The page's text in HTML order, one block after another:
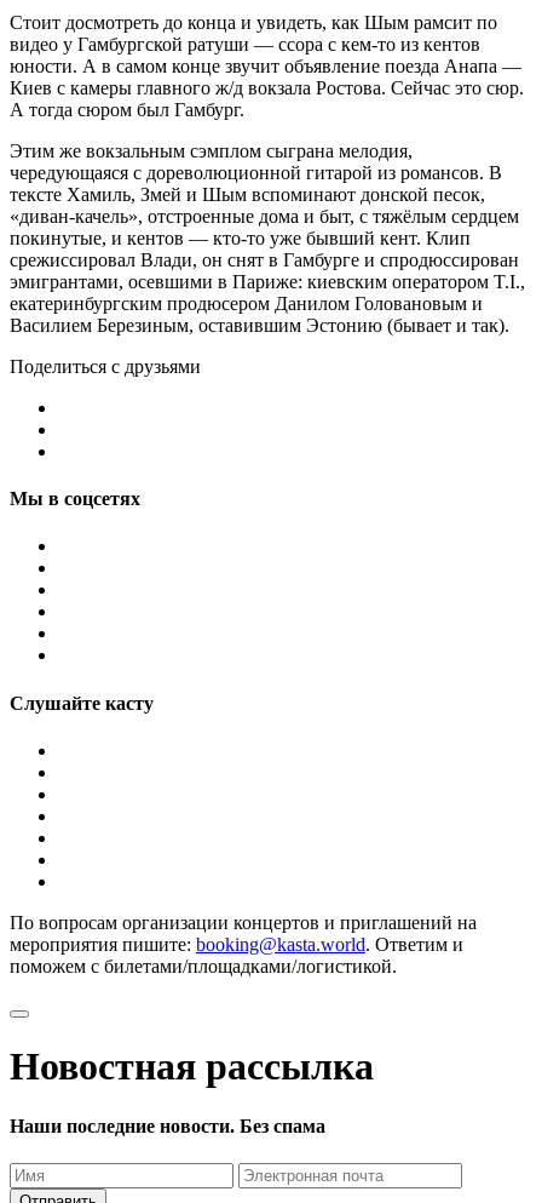
Стоит досмотреть до конца и увидеть, как Шым рамсит по
видео у Гамбургской ратуши — ссора с кем-то из кентов
юности. А в самом конце звучит объявление поезда Анапа —
Киев с камеры главного ж/д вокзала Ростова. Сейчас это сюр.
А тогда сюром был Гамбург.
Этим же вокзальным сэмплом сыграна мелодия,
чередующаяся с дореволюционной гитарой из романсов. В
тексте Хамиль, Змей и Шым вспоминают донской песок,
«диван-качель», отстроенные дома и быт, с тяжёлым сердцем
покинутые, и кентов — кто-то уже бывший кент. Клип
срежиссировал Влади, он снят в Гамбурге и спродюссирован
эмигрантами, осевшими в Париже: киевским оператором T.I.,
екатеринбургским продюсером Данилом Головановым и
Василием Березиным, оставившим Эстонию (бывает и так).
Поделиться с друзьями
Мы в соцсетях
Слушайте касту
По вопросам организации концертов и приглашений на
мероприятия пишите: booking@kasta.world. Ответим и
поможем с билетами/площадками/логистикой.
Новостная рассылка
Наши последние новости. Без спама